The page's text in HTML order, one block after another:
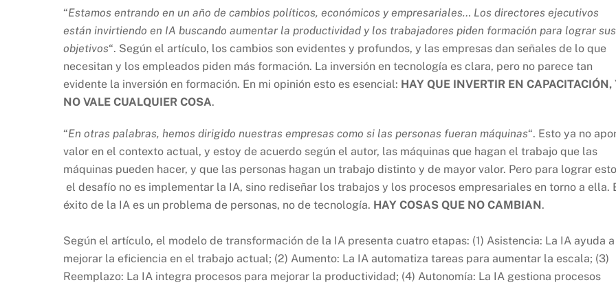
“Estamos entrando en un año de cambios políticos, económicos y empresariales… Los directores ejecutivos
están invirtiendo en IA buscando aumentar la productividad y los trabajadores piden formación para lograr sus
objetivos“. Según el artículo, los cambios son evidentes y profundos, y las empresas dan señales de lo que
necesitan y los empleados piden más formación. La inversión en tecnología es clara, pero no parece tan
evidente la inversión en formación. En mi opinión esto es esencial: HAY QUE INVERTIR EN CAPACITACIÓN,
NO VALE CUALQUIER COSA.
“En otras palabras, hemos dirigido nuestras empresas como si las personas fueran máquinas“. Esto ya no
valor en el contexto actual, y estoy de acuerdo según el autor, las máquinas que hagan el trabajo que las
máquinas pueden hacer, y que las personas hagan un trabajo distinto y de mayor valor. Pero para lograr
el desafío no es implementar la IA, sino rediseñar los trabajos y los procesos empresariales en torno a ella.
éxito de la IA es un problema de personas, no de tecnología. HAY COSAS QUE NO CAMBIAN.
Según el artículo, el modelo de transformación de la IA presenta cuatro etapas: (1) Asistencia: La IA ayuda a
mejorar la eficiencia en el trabajo actual; (2) Aumento: La IA automatiza tareas para aumentar la escala; (3)
Reemplazo: La IA integra procesos para mejorar la productividad; (4) Autonomía: La IA gestiona procesos